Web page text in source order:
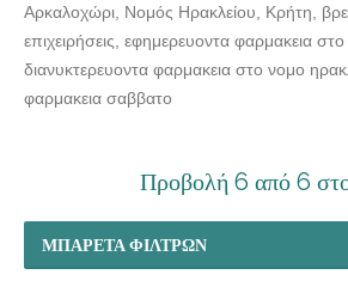
Αρκαλοχώρι, Νομός Ηρακλείου, Κρήτη,
επιχειρήσεις, εφημερευοντα φαρμακεια
διανυκτερευοντα φαρμακεια στο νομο
φαρμακεια σαββατο
Προβολή 6 από 6
ΜΠΑΡΈΤΑ ΦΊΛΤΡΩΝ